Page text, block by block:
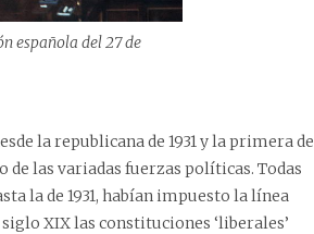
española del 27 de
la republicana de 1931 y la primera de
de las variadas fuerzas políticas. Todas
la de 1931, habían impuesto la línea
XIX las constituciones ‘liberales’